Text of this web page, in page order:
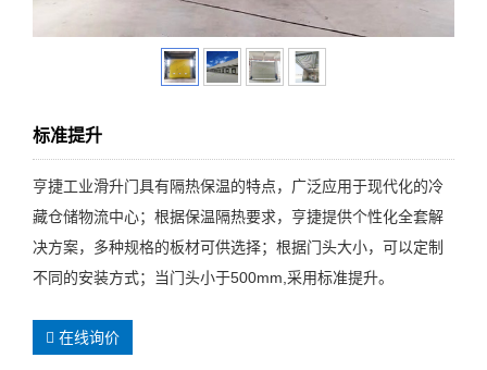
标准提升
亨捷工业滑升门具有隔热保温的特点，广泛应用于现代化的冷
藏仓储物流中心；根据保温隔热要求，亨捷提供个性化全套解
决方案，多种规格的板材可供选择；根据门头大小，可以定制
不同的安装方式；当门头小于500mm,采用标准提升。
在线询价